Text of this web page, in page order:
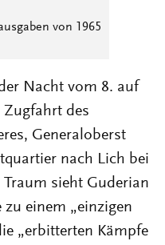
von 1965
Nacht vom 8. auf
Zugfahrt des
Generaloberst
nach Lich bei
sieht Guderian
einem „einzigen
„erbitterten Kämpfe